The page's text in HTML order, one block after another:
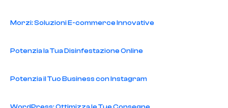
Morzi: Soluzioni E-commerce Innovative
Potenzia la Tua Disinfestazione Online
Potenzia il Tuo Business con Instagram